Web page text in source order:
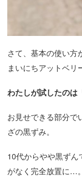
さて、基本の使い方
まいにちアットベリ
わたしが試したのは
お見せできる部分で
ざの黒ずみ。
10代からやや黒ず
がなく完全放置に…。